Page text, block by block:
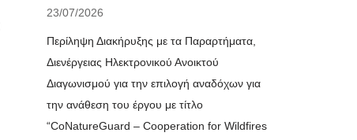
23/07/2026
Περίληψη Διακήρυξης με τα Παραρτήματα,
Διενέργειας Ηλεκτρονικού Ανοικτού
Διαγωνισμού για την επιλογή αναδόχων για
την ανάθεση του έργου με τίτλο
“CoNatureGuard – Cooperation for Wildfires